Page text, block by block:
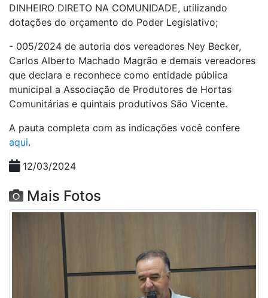
DINHEIRO DIRETO NA COMUNIDADE, utilizando
dotações do orçamento do Poder Legislativo;
- 005/2024 de autoria dos vereadores Ney Becker,
Carlos Alberto Machado Magrão e demais vereadores
que declara e reconhece como entidade pública
municipal a Associação de Produtores de Hortas
Comunitárias e quintais produtivos São Vicente.
A pauta completa com as indicações você confere
aqui.
12/03/2024
Mais Fotos